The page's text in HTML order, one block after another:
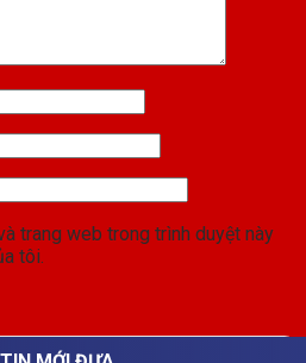
trang web trong trình duyệt này
tôi.